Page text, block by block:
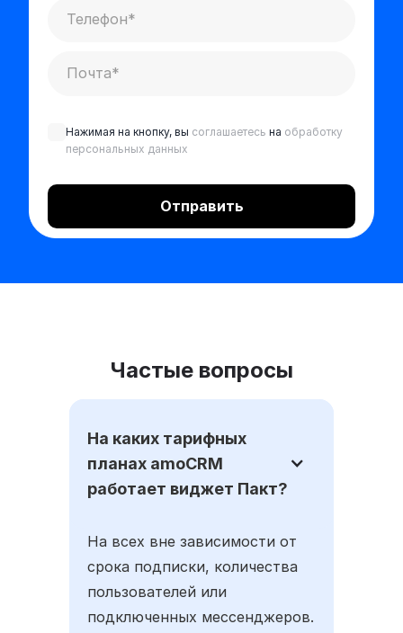
Нажимая на кнопку, вы соглашаетесь на обработку
персональных данных
Частые вопросы
На каких тарифных
планах amoCRM
работает виджет Пакт?
На всех вне зависимости от
срока подписки, количества
пользователей или
подключенных мессенджеров.